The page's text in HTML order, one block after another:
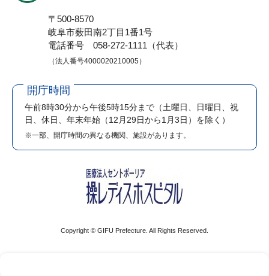
〒500-8570
岐阜市薮田南2丁目1番1号
電話番号 058-272-1111（代表）
（法人番号4000020210005）
開庁時間
午前8時30分から午後5時15分まで （土曜日、日曜日、祝
日、休日、年末年始（12月29日から1月3日）を除く）
※一部、開庁時間の異なる機関、施設があります。
Copyright © GIFU Prefecture. All Rights Reserved.